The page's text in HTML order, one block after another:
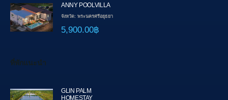
ANNY POOLVILLA
จังหวัด: พระนครศรีอยุธยา
5,900.00฿
ที่พักแนะนำ
GLIN PALM
HOMESTAY